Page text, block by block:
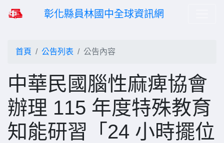
彰化縣員林國中全球資訊網
首頁 公告列表 公告內容
中華民國腦性麻痺協會
辦理 115 年度特殊教育
知能研習「24 小時擺位